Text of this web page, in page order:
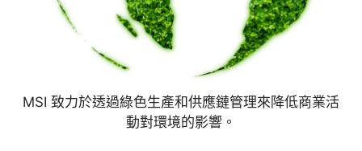
MSI 致力於透過綠色生產和供應鏈管理來降低商業活
動對環境的影響。